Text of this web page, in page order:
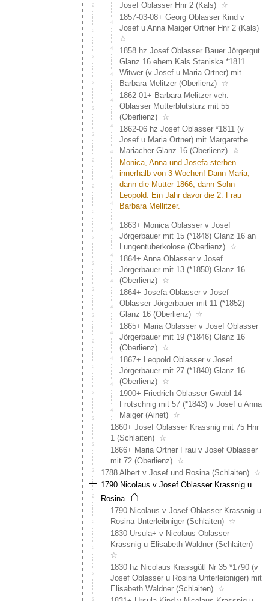
Josef Oblasser Hnr 2 (Kals)
☆
1857-03-08+ Georg Oblasser Kind v
Josef u Anna Maiger Ortner Hnr 2 (Kals)
☆
1858 hz Josef Oblasser Bauer Jörgergut
Glanz 16 ehem Kals Staniska *1811
Witwer (v Josef u Maria Ortner) mit
Barbara Melitzer (Oberlienz)
☆
1862-01+ Barbara Melitzer veh.
Oblasser Mutterblutsturz mit 55
(Oberlienz)
☆
1862-06 hz Josef Oblasser *1811 (v
Josef u Maria Ortner) mit Margarethe
Mariacher Glanz 16 (Oberlienz)
☆
Monica, Anna und Josefa sterben
innerhalb von 3 Wochen! Dann Maria,
dann die Mutter 1866, dann Sohn
Leopold. Ein Jahr davor die 2. Frau
Barbara Mellitzer.
1863+ Monica Oblasser v Josef
Jörgerbauer mit 15 (*1848) Glanz 16 an
Lungentuberkolose (Oberlienz)
☆
1864+ Anna Oblasser v Josef
Jörgerbauer mit 13 (*1850) Glanz 16
(Oberlienz)
☆
1864+ Josefa Oblasser v Josef
Oblasser Jörgerbauer mit 11 (*1852)
Glanz 16 (Oberlienz)
☆
1865+ Maria Oblasser v Josef Oblasser
Jörgerbauer mit 19 (*1846) Glanz 16
(Oberlienz)
☆
1867+ Leopold Oblasser v Josef
Jörgerbauer mit 27 (*1840) Glanz 16
(Oberlienz)
☆
1900+ Friedrich Oblasser Gwabl 14
Frotschnig mit 57 (*1843) v Josef u Anna
Maiger (Ainet)
☆
1860+ Josef Oblasser Krassnig mit 75 Hnr
1 (Schlaiten)
☆
1866+ Maria Ortner Frau v Josef Oblasser
mit 72 (Oberlienz)
☆
1788 Albert v Josef und Rosina (Schlaiten)
☆
1790 Nicolaus v Josef Oblasser Krassnig u
Rosina
⌂
1790 Nicolaus v Josef Oblasser Krassnig u
Rosina Unterleibniger (Schlaiten)
☆
1830 Ursula+ v Nicolaus Oblasser
Krassnig u Elisabeth Waldner (Schlaiten)
☆
1830 hz Nicolaus Krassgütl Nr 35 *1790 (v
Josef Oblasser u Rosina Unterleibniger) mit
Elisabeth Waldner (Schlaiten)
☆